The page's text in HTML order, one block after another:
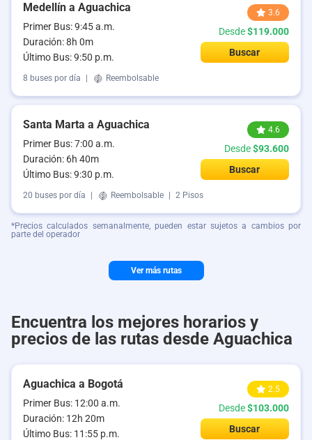
Medellín a Aguachica
Primer Bus: 9:45 a.m.
Duración: 8h 0m
Último Bus: 9:50 p.m.
3.6
Desde$119.000
Buscar
8 buses por día Reembolsable
Santa Marta a Aguachica
Primer Bus: 7:00 a.m.
Duración: 6h 40m
Último Bus: 9:30 p.m.
4.6
Desde$93.600
Buscar
20 buses por día Reembolsable 2 Pisos
*Precios calculados semanalmente, pueden estar sujetos a cambios por
parte del operador
Ver más rutas
Encuentra los mejores horarios y
precios de las rutas desde Aguachica
Aguachica a Bogotá
Primer Bus: 12:00 a.m.
Duración: 12h 20m
Último Bus: 11:55 p.m.
2.5
Desde$103.000
Buscar